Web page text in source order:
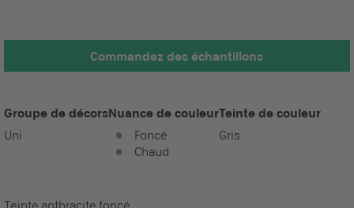
Commandez des échantillons
Groupe de décors
Uni
Nuance de couleur
Foncé
Chaud
Teinte de couleur
Gris